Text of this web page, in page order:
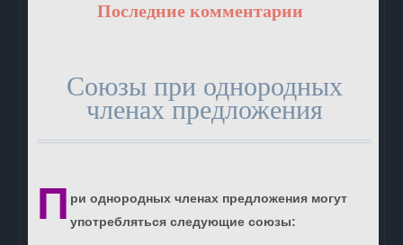
Последние комментарии
Союзы при однородных
членах предложения
П ри однородных членах предложения могут
употребляться следующие союзы: